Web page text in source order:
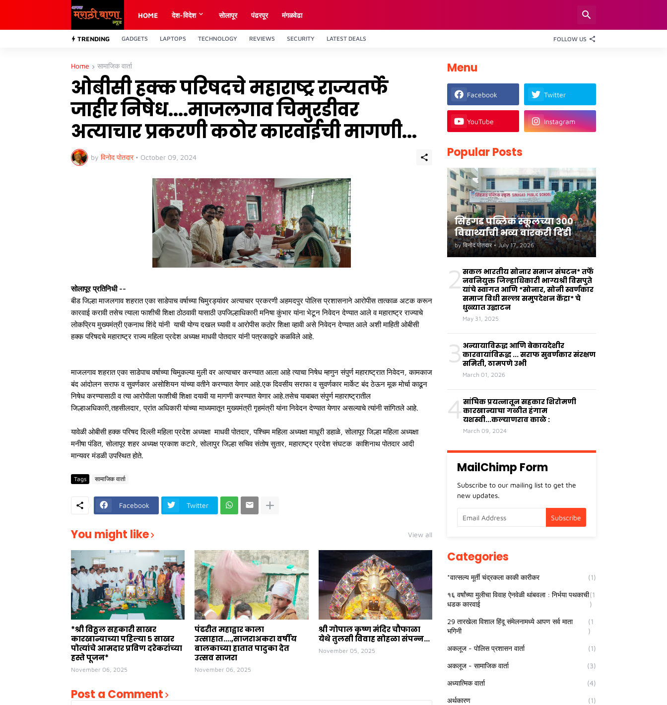
HOME देश-विदेश साेलापूर पंढरपूर मंगळवेढा
TRENDING GADGETS LAPTOPS TECHNOLOGY REVIEWS SECURITY LATEST DEALS FOLLOW US
Home सामाजिक वार्ता
ओबीसी हक्क परिषदचे महाराष्ट्र राज्यतर्फे
जाहीर निषेध....माजलगाव चिमुरडीवर
अत्याचार प्रकरणी कठोर कारवाईची मागणी...
by विनोद पोतदार • October 09, 2024
सोलापूर प्रतिनिधी --
बीड जिल्हा माजलगाव शहरात एका साडेपाच वर्षाच्या चिमुरड्यांवर अत्याचार प्रकरणी अहमदपुर पोलिस प्रशासनाने आरोपीस तात्काळ अटक करून
कारवाई करावी तसेच त्याला फाशीची शिक्षा ठोठवावी यासाठी उपजिल्हाधिकारी मनिषा कुंभार यांना भेटून निवेदन देण्यात आले व महाराष्ट्र राज्याचे
लोकप्रिय मुख्यमंत्री एकनाथ शिंदे यांनी याची योग्य दखल घ्यावी व आरोपीस कठोर शिक्षा व्हावी असे निवेदन देण्यात आले अशी माहिती ओबीसी
हक्क परिषदचे महाराष्ट्र राज्य महिला प्रदेश अध्यक्ष माधवी पोतदार यांनी पत्रकाद्वारे कळविले आहे.
माजलगाव शहरात एका साडेपाच वर्षाच्या चिमुकल्या मुली वर अत्याचार करण्यात आला आहे त्याचा निषेध म्हणुन संपुर्ण महाराष्ट्रात निवेदन, कामकाज
बंद आंदोलन सराफ व सुवर्णकार असोशियन यांच्या वतीने करण्यात येणार आहे.एक दिवसीय सराफा व सुवर्णकार मार्केट बंद ठेऊन मूक मोर्चा काढून
निषेध करण्यासाठी व त्या आरोपीला फाशीची शिक्षा दयावी या मागणी करण्यात येणार आहे.तसेच याबाबत संपुर्ण महाराष्ट्रातील
जिल्हाअधिकारी,तहसीलदार, प्रांत अधिकारी यांच्या माध्यमातून मुख्यमंत्री गृहमंत्री यांना निवेदन देण्यात येणार असल्याचे त्यांनी सांगितले आहे.
यावेळी ओबीसी हक्क परिषद दिल्ली महिला प्रदेश अध्यक्षा माधवी पोतदार, पश्चिम महिला अध्यक्षा माधूरी डहाळे, सोलापूर जिल्हा महिला अध्यक्षा
मनीषा पंडित, सोलापूर शहर अध्यक्ष प्रकाश कटारे, सोलापुर जिल्हा सचिव संतोष सुतार, महाराष्ट्र प्रदेश संघटक काशिनाथ पोतदार आदी
मान्यवर मंडळी उपस्थित होते.
Tags सामाजिक वार्ता
Facebook Twitter
You might like View all
*श्री विठ्ठल सहकारी साखर
कारखान्याच्या पहिल्या ५ साखर
पोत्यांचे आमदार प्रविण दरेकरांच्या
हस्ते पूजन*
November 06, 2025
पंढरीत महाद्वार काला
उत्साहात....,साजराअकरा वर्षीय
बालकाच्या हातात पादुका देत
उत्सव साजरा
November 06, 2025
श्री गोपाल कृष्ण मंदिर चौफाळा
येथे तुलसी विवाह सोहळा संपन्न...
November 05, 2025
Post a Comment
Menu
Facebook Twitter
YouTube Instagram
Popular Posts
सिंहगड पब्लिक स्कूलच्या ३००
विद्यार्थ्यांची भव्य वारकरी दिंडी
by विनोद पोतदार • July 17, 2026
2 सकल भारतीय सोनार समाज संघटन* तर्फे
नवनियुक्त जिल्हाधिकारी भाग्यश्री विसपुते
यांचे स्वागत आणि *सोनार, सोनी स्वर्णकार
समाज विधी सल्ला समुपदेशन केंद्रा* चे
धुळ्यात उद्घाटन
May 31, 2025
3 अन्यायाविरुद्ध आणि बेकायदेशीर
कारवायांविरुद्ध ... सराफ सुवर्णकार संरक्षण
समिती, ठामपणे उभी
March 01, 2026
4 सांघिक प्रयत्नातून सहकार शिरोमणी
कारखान्याचा गळीत हंगाम
यशस्वी...कल्याणराव काळे :
March 09, 2024
MailChimp Form
Subscribe to our mailing list to get the
new updates.
Categories
*वात्सल्य मूर्ती चंद्रकला काकी कारीकर (1)
१६ वर्षांच्या मुलीचा विवाह ऐनवेळी थांबवला : निर्भया पथकाची
धडक कारवाई
(1
)
29 तारखेला विशाल हिंदू संमेलनामध्ये आपण सर्व माता
भगिनी
(1
)
अकलूज - पोलिस प्रशासन वार्ता (1)
अकलूज - सामाजिक वार्ता (3)
अध्यात्मिक वार्ता (4)
अर्थकारण (1)